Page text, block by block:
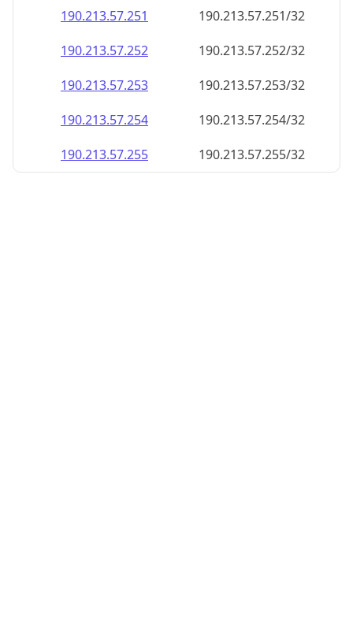
190.213.57.251
190.213.57.251/32
190.213.57.252
190.213.57.252/32
190.213.57.253
190.213.57.253/32
190.213.57.254
190.213.57.254/32
190.213.57.255
190.213.57.255/32